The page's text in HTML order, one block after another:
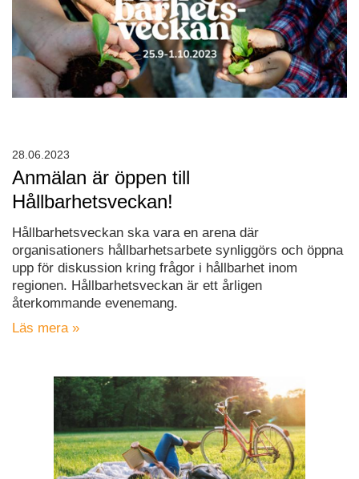
Anmälan är öppen till
Hållbarhetsveckan!
Hållbarhetsveckan ska vara en arena där
organisationers hållbarhetsarbete synliggörs och öppna
upp för diskussion kring frågor i hållbarhet inom
regionen. Hållbarhetsveckan är ett årligen
återkommande evenemang.
Läs mera »
28.06.2023